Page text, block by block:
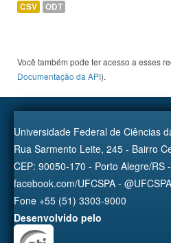
CSV ODT
Você também pode ter acesso a esses
Documentação da API).
Universidade Federal de Ciências
Rua Sarmento Leite, 245 - Bairro
CEP: 90050-170 - Porto Alegre/RS
facebook.com/UFCSPA -
Fone +55 (51) 3303-9000
Desenvolvido pelo